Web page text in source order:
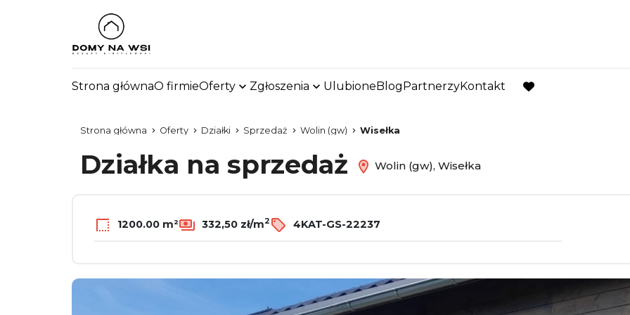
Strona głównaO firmieOferty Zgłoszenia UlubioneBlogPartnerzyKontakt
favorite
Strona główna Oferty Działki Sprzedaż Wolin (gw) Wisełka
Działka na sprzedaż Wolin (gw), Wisełka
1200.00 m² 332,50 zł/m2 4KAT-GS-22237